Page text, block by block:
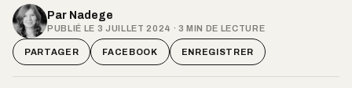
Par Nadege
PUBLIÉ LE 3 JUILLET 2024 · 3 MIN DE LECTURE
PARTAGER FACEBOOK ENREGISTRER